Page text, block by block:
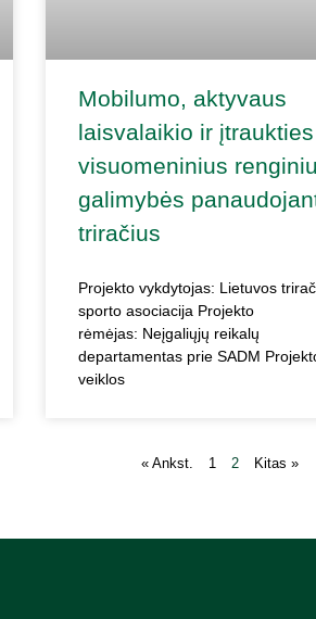
Mobilumo, aktyvaus
laisvalaikio ir
visuomeninius
galimybės
triračius
Projekto vykdytojas: Lietuvos
sporto asociacija Projekto
rėmėjas: Neįgaliųjų reikalų
departamentas prie SADM
veiklos
« Ankst. 1 2 Kitas »